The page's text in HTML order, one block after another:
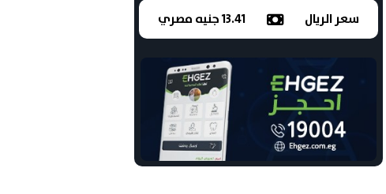
سعر الريال 13.41 جنيه مصري